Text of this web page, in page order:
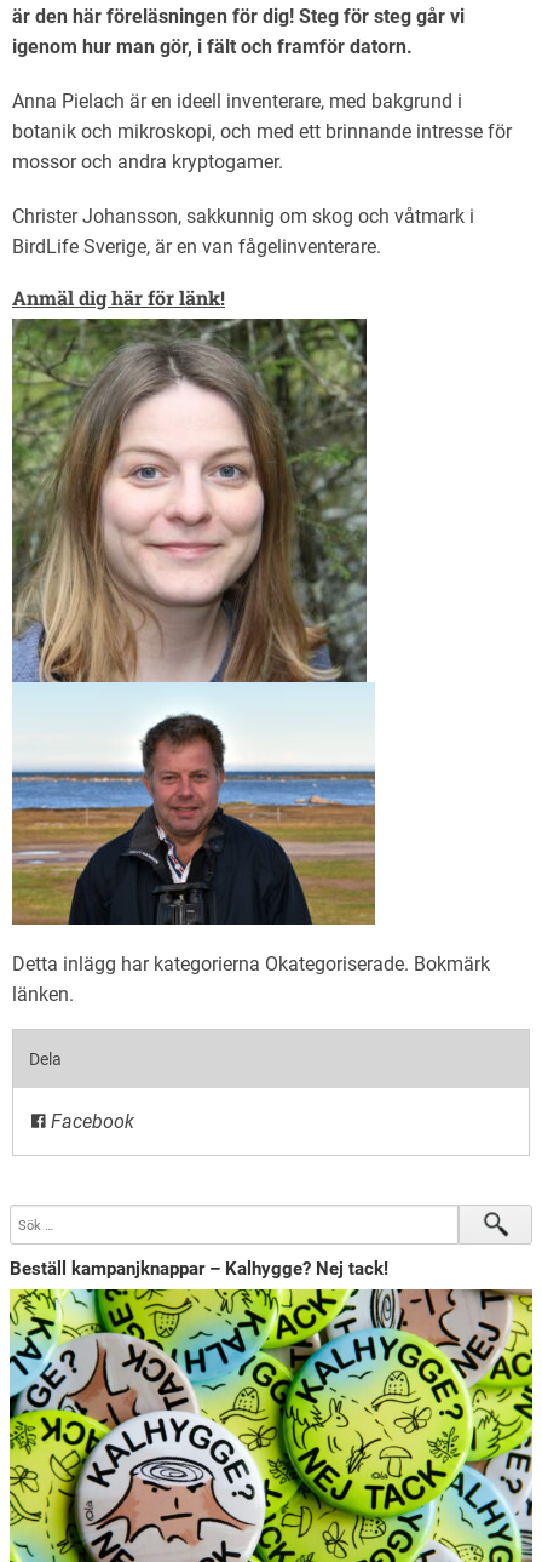
är den här föreläsningen för dig! Steg för steg går vi
igenom hur man gör, i fält och framför datorn.
Anna Pielach är en ideell inventerare, med bakgrund i
botanik och mikroskopi, och med ett brinnande intresse för
mossor och andra kryptogamer.
Christer Johansson, sakkunnig om skog och våtmark i
BirdLife Sverige, är en van fågelinventerare.
Anmäl dig här för länk!
Detta inlägg har kategorierna Okategoriserade. Bokmärk
länken.
Dela
Facebook
Beställ kampanjknappar – Kalhygge? Nej tack!